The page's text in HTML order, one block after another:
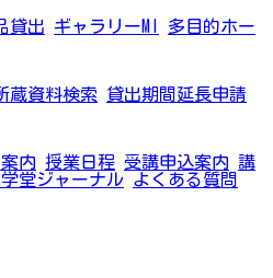
貸出 ギャラリーMI
多目的ホー
蔵資料検索
貸出期間延長申請
内 授業日程 受講申込案内 講
堂ジャーナル よくある質問